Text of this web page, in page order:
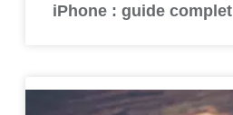
iPhone : guide complet